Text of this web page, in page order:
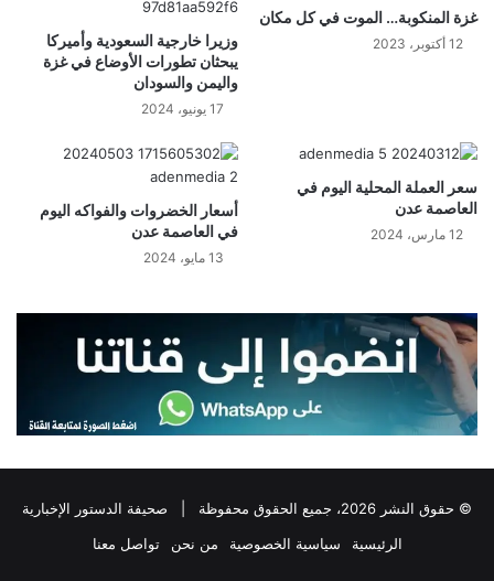
غزة المنكوبة… الموت في كل مكان
12 أكتوبر، 2023
وزيرا خارجية السعودية وأميركا
يبحثان تطورات الأوضاع في غزة
واليمن والسودان
17 يونيو، 2024
سعر العملة المحلية اليوم في
العاصمة عدن
12 مارس، 2024
أسعار الخضروات والفواكه اليوم
في العاصمة عدن
13 مايو، 2024
© حقوق النشر 2026، جميع الحقوق محفوظة |
صحيفة الدستور الإخبارية
الرئيسية
سياسية الخصوصية من نحن تواصل معنا